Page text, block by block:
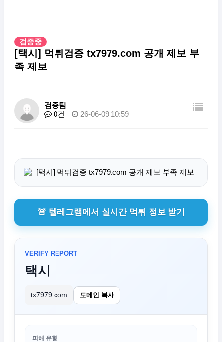
검증중
[택시] 먹튀검증 tx7979.com 공개 제보 부
족 제보
검증팀
0건
26-06-09 10:59
🚨 텔레그램에서 실시간 먹튀 정보 받기
VERIFY REPORT
택시
tx7979.com 도메인 복사
피해 유형